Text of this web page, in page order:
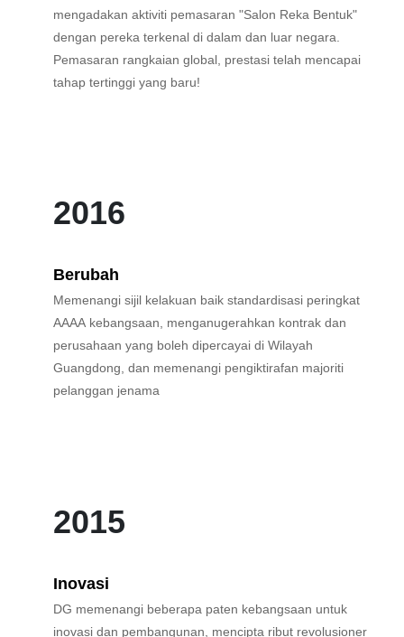
mengadakan aktiviti pemasaran "Salon Reka Bentuk"
dengan pereka terkenal di dalam dan luar negara.
Pemasaran rangkaian global, prestasi telah mencapai
tahap tertinggi yang baru!
2016
Berubah
Memenangi sijil kelakuan baik standardisasi peringkat
AAAA kebangsaan, menganugerahkan kontrak dan
perusahaan yang boleh dipercayai di Wilayah
Guangdong, dan memenangi pengiktirafan majoriti
pelanggan jenama
2015
Inovasi
DG memenangi beberapa paten kebangsaan untuk
inovasi dan pembangunan, mencipta ribut revolusioner